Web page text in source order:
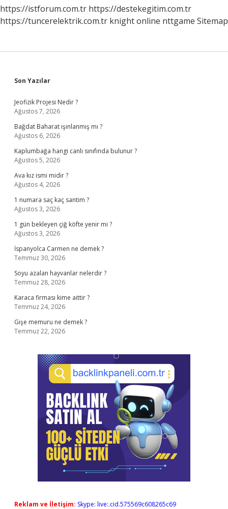
https://istforum.com.tr https://destekegitim.com.tr
https://tuncerelektrik.com.tr knight online nttgame Sitemap
Sidebar
Son Yazılar
Jeofizik Projesi Nedir ?
Ağustos 7, 2026
Bağdat Baharat ışınlanmış mı ?
Ağustos 6, 2026
Kaplumbağa hangi canlı sınıfında bulunur ?
Ağustos 5, 2026
Ava kız ismi midir ?
Ağustos 4, 2026
1 numara saç kaç santim ?
Ağustos 3, 2026
1 gün bekleyen çiğ köfte yenir mi ?
Ağustos 3, 2026
İspanyolca Carmen ne demek ?
Temmuz 30, 2026
Soyu azalan hayvanlar nelerdir ?
Temmuz 28, 2026
Karaca firması kime aittir ?
Temmuz 24, 2026
Gişe memuru ne demek ?
Temmuz 22, 2026
Reklam ve İletişim: Skype: live:.cid.575569c608265c69